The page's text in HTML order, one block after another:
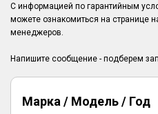
С информацией по гарантийным
можете ознакомиться на странице
менеджеров.
Марка / Модель / Год